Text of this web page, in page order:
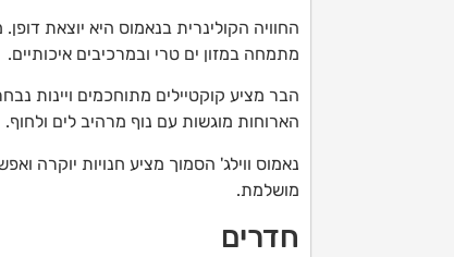
החוויה הקולינרית בנאמוס היא יוצאת
מתמחה במזון ים טרי ובמרכיבים איכותיים.
הבר מציע קוקטיילים מתוחכמים ויינות
הארוחות מוגשות עם נוף מרהיב לים ולחוף.
נאמוס ווילג' הסמוך מציע חנויות יוקרה
מושלמת.
חדרים